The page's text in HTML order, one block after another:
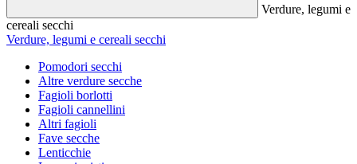
Verdure, legumi e
cereali secchi
Verdure, legumi e cereali secchi
Pomodori secchi
Altre verdure secche
Fagioli borlotti
Fagioli cannellini
Altri fagioli
Fave secche
Lenticchie